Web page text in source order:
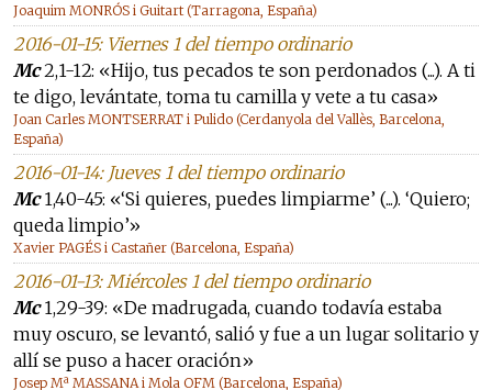
Joaquim MONRÓS i Guitart (Tarragona, España)
2016-01-15: Viernes 1 del tiempo ordinario
Mc2,1-12: «Hijo, tus pecados te son perdonados (...). A ti
te digo, levántate, toma tu camilla y vete a tu casa»
Joan Carles MONTSERRAT i Pulido (Cerdanyola del Vallès, Barcelona,
España)
2016-01-14: Jueves 1 del tiempo ordinario
Mc1,40-45: «‘Si quieres, puedes limpiarme’ (...). ‘Quiero;
queda limpio’»
Xavier PAGÉS i Castañer (Barcelona, España)
2016-01-13: Miércoles 1 del tiempo ordinario
Mc1,29-39: «De madrugada, cuando todavía estaba
muy oscuro, se levantó, salió y fue a un lugar solitario y
allí se puso a hacer oración»
Josep Mª MASSANA i Mola OFM (Barcelona, España)